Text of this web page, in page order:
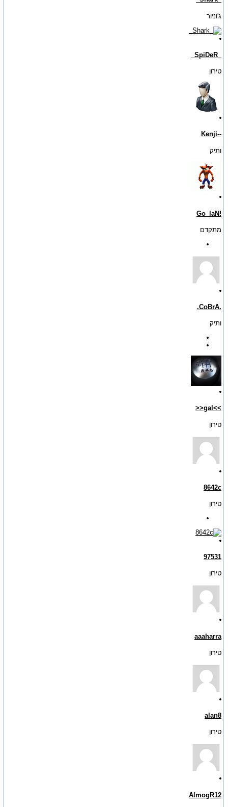
ג'וניור
טירון
--Kenji
ותיק
!Go_laN
מתקדם
.CoBrA.
ותיק
>>gal<<
טירון
8642c
טירון
97531
טירון
aaaharra
טירון
alan8
טירון
AlmogR12